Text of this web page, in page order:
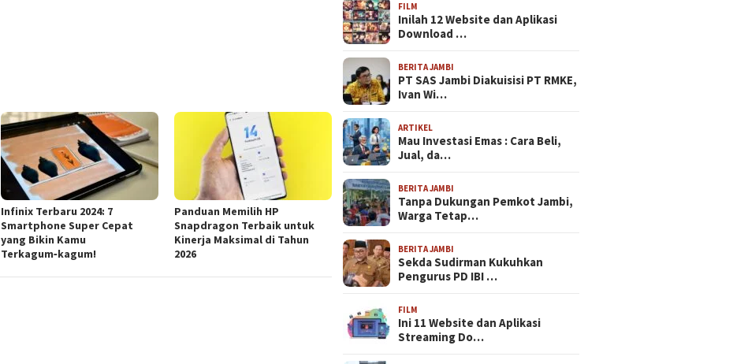
Infinix Terbaru 2024: 7
Smartphone Super Cepat
yang Bikin Kamu
Terkagum‑kagum!
Panduan Memilih HP
Snapdragon Terbaik untuk
Kinerja Maksimal di Tahun
2026
FILM
Inilah 12 Website dan Aplikasi
Download …
BERITA JAMBI
PT SAS Jambi Diakuisisi PT RMKE,
Ivan Wi…
ARTIKEL
Mau Investasi Emas : Cara Beli,
Jual, da…
BERITA JAMBI
Tanpa Dukungan Pemkot Jambi,
Warga Tetap…
BERITA JAMBI
Sekda Sudirman Kukuhkan
Pengurus PD IBI …
FILM
Ini 11 Website dan Aplikasi
Streaming Do…